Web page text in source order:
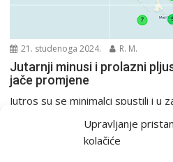
Upravljanje
kolačiće
21. studenoga 2024. R. M.
Jutarnji minusi i prolazni
jače promjene
Jutros su se minimalci spustili i u
u Gorskom kotaru bili...